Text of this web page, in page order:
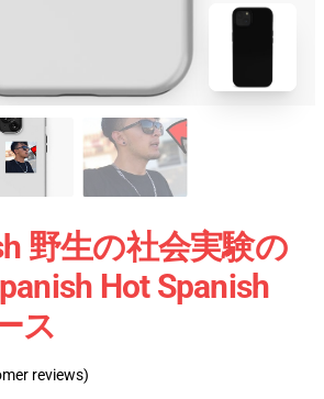
野生の社会実験の
Hot Spanish
ス
reviews)